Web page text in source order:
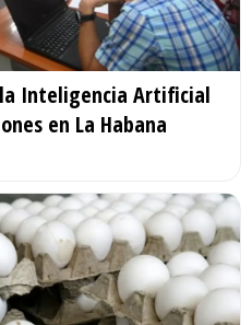
Inteligencia Artificial
en La Habana